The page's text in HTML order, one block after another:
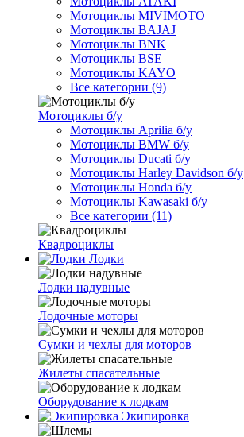
Мотоциклы MIVIMOTO
Мотоциклы BAJAJ
Мотоциклы BNK
Мотоциклы BSE
Мотоциклы KAYO
Все категории (9)
Мотоциклы б/у
Мотоциклы Aprilia б/у
Мотоциклы BMW б/у
Мотоциклы Ducati б/у
Мотоциклы Harley Davidson б/у
Мотоциклы Honda б/у
Мотоциклы Kawasaki б/у
Все категории (11)
Квадроциклы
Лодки
Лодки надувные
Лодочные моторы
Сумки и чехлы для моторов
Жилеты спасательные
Оборудование к лодкам
Экипировка